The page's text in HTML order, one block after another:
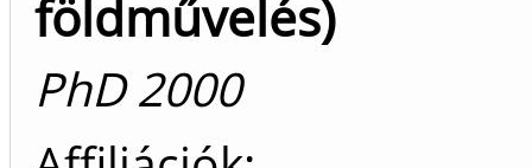
földművelés)
PhD 2000